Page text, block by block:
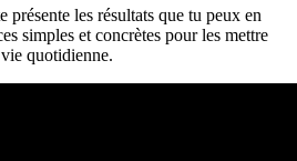
les résultats que tu peux en
simples et concrètes pour les mettre
quotidienne.